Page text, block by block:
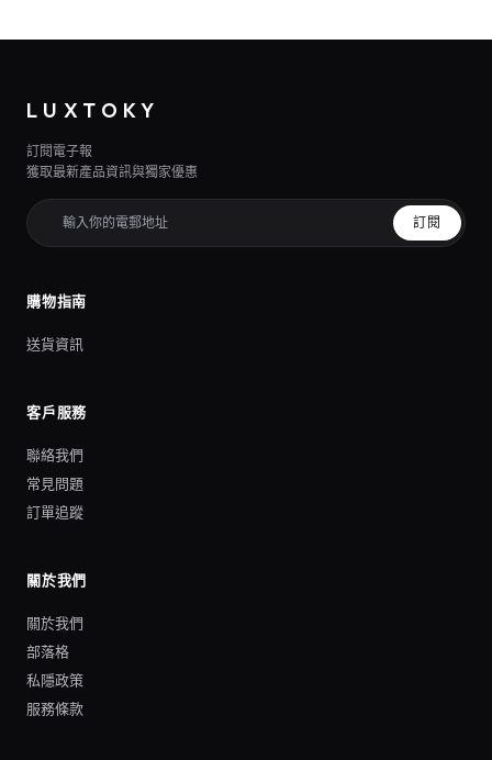
LUXTOKY
訂閱電子報
獲取最新產品資訊與獨家優惠
訂閱
購物指南
送貨資訊
客戶服務
聯絡我們
常見問題
訂單追蹤
關於我們
關於我們
部落格
私隱政策
服務條款